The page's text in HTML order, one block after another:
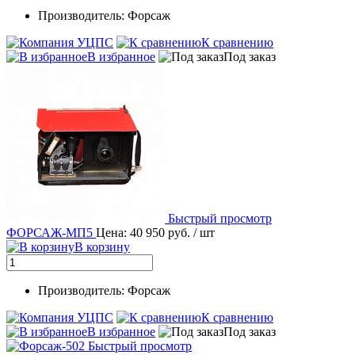
Производитель: Форсаж
К сравнению
В избранное
Под заказ
Быстрый просмотр
ФОРСАЖ-МП5 Цена: 40 950 руб. / шт
В корзину
Производитель: Форсаж
К сравнению
В избранное
Под заказ
Быстрый просмотр